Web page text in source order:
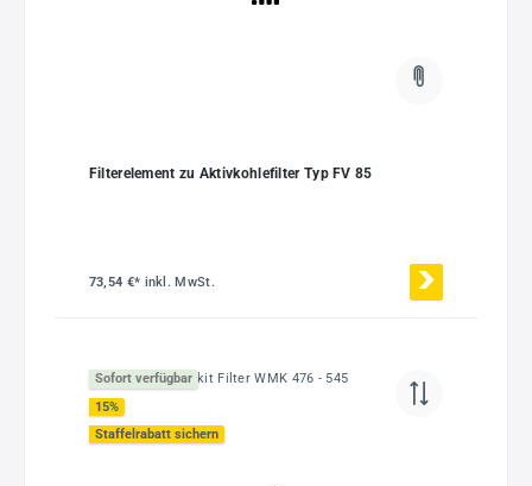
Filterelement zu Aktivkohlefilter Typ FV 85
73,54 €* inkl. MwSt.
Sofort verfügbar
15%
Staffelrabatt sichern